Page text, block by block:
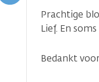
Prachtige
Lief. En
Bedankt